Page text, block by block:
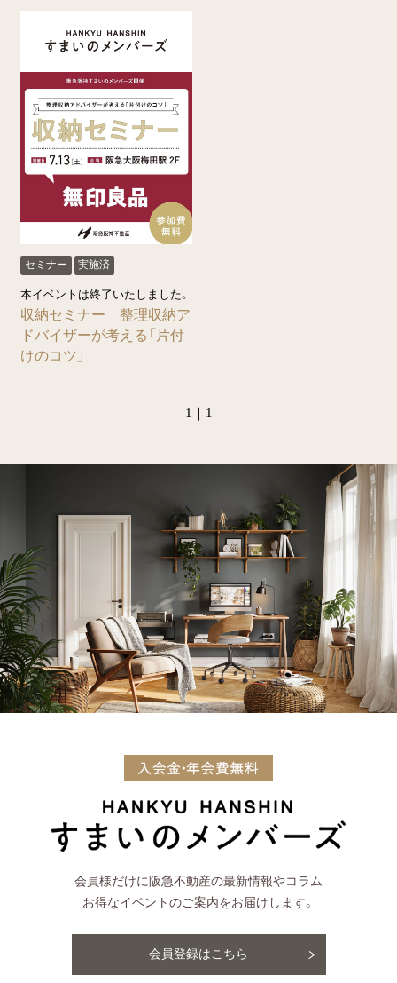
セミナー 実施済
本イベントは終了いたしました。
収納セミナー 整理収納ア
ドバイザーが考える「片付
けのコツ」
1｜1
会員様だけに阪急不動産の最新情報やコラム
お得なイベントのご案内をお届けします。
会員登録はこちら